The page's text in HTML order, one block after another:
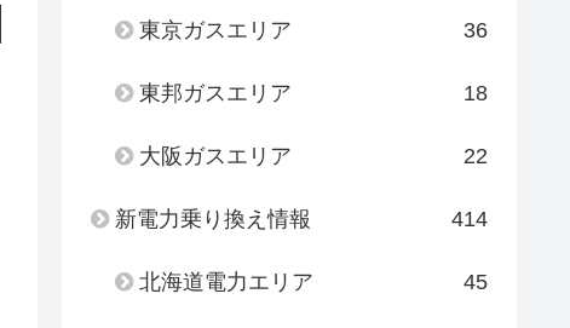
東京ガスエリア 36
東邦ガスエリア 18
大阪ガスエリア 22
新電力乗り換え情報 414
北海道電力エリア 45